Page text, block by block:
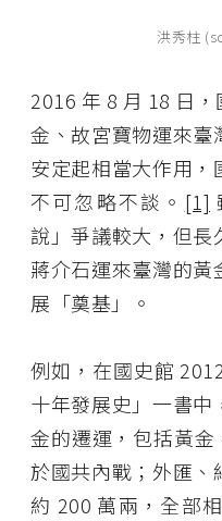
洪秀柱
2016 年 8 月 18 日
金、故宮寶物運來臺
安定起相當大作用，
不可忽略不談。 [1]
說」爭議較大，但長
蔣介石運來臺灣的
展「奠基」。
例如，在國史館
十年發展史」一書
金的遷運，包括黃
於國共內戰；外匯、
約 200 萬兩，全部